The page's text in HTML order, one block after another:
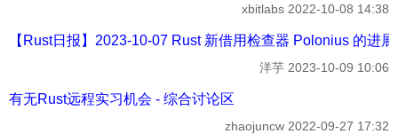
xbitlabs 2022-10-08 14:38
【Rust日报】2023-10-07 Rust 新借用检查器 Polonius 的进
洋芋 2023-10-09 10:06
有无Rust远程实习机会 - 综合讨论区
zhaojuncw 2022-09-27 17:32